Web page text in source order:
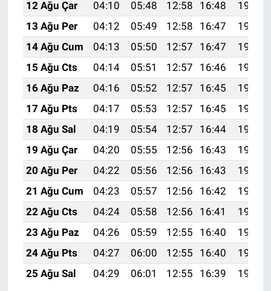
12 Ağu Çar
04:10 05:48 12:58 16:48
19:58
13 Ağu Per
04:12 05:49 12:58 16:47
19:56
14 Ağu Cum
04:13 05:50 12:57 16:47
19:55
15 Ağu Cts
04:14 05:51 12:57 16:46
19:54
16 Ağu Paz
04:16 05:52 12:57 16:45
19:52
17 Ağu Pts
04:17 05:53 12:57 16:45
19:51
18 Ağu Sal
04:19 05:54 12:57 16:44
19:49
19 Ağu Çar
04:20 05:55 12:56 16:43
19:48
20 Ağu Per
04:22 05:56 12:56 16:43
19:47
21 Ağu Cum
04:23 05:57 12:56 16:42
19:45
22 Ağu Cts
04:24 05:58 12:56 16:41
19:44
23 Ağu Paz
04:26 05:59 12:55 16:40
19:42
24 Ağu Pts
04:27 06:00 12:55 16:40
19:41
25 Ağu Sal
04:29 06:01 12:55 16:39 19:39